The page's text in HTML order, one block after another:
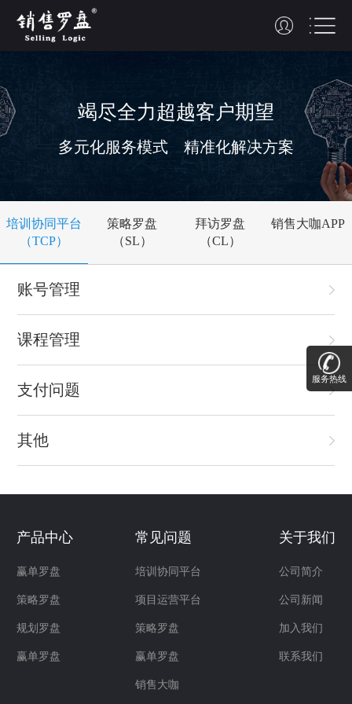
服务热线
竭尽全力超越客户期望
多元化服务模式 精准化解决方案
培训协同平台
（TCP）
策略罗盘
（SL）
拜访罗盘
（CL）
销售大咖APP
账号管理
课程管理
支付问题
其他
产品中心
赢单罗盘
策略罗盘
规划罗盘
赢单罗盘
常见问题
培训协同平台
项目运营平台
策略罗盘
赢单罗盘
销售大咖
关于我们
公司简介
公司新闻
加入我们
联系我们